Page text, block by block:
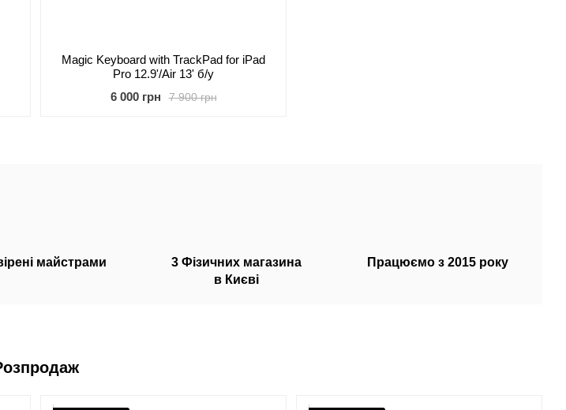
Magic Keyboard with TrackPad for iPad
Pro 12.9'/Air 13' б/у
7 900 грн
6 000 грн
майстрами
3 Фізичних магазина
в Києві
Працюємо з 2015 року